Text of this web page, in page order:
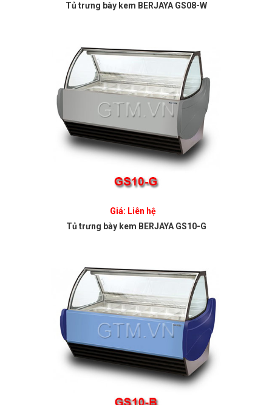
Tủ trưng bày kem BERJAYA GS08-W
Giá: Liên hệ
Tủ trưng bày kem BERJAYA GS10-G